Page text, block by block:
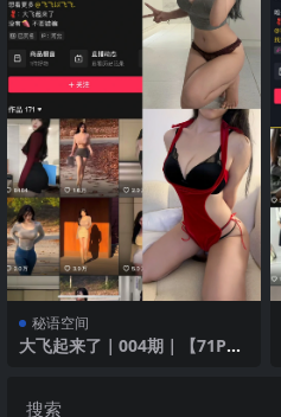
秘语空间
大飞起来了｜004期｜【71P13
搜索